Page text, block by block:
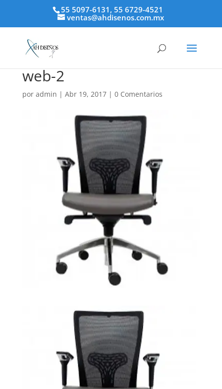
55 5097-6131, 55 6729-4521
ventas@ahdisenos.com.mx
web-2
por admin | Abr 19, 2017| 0 Comentarios